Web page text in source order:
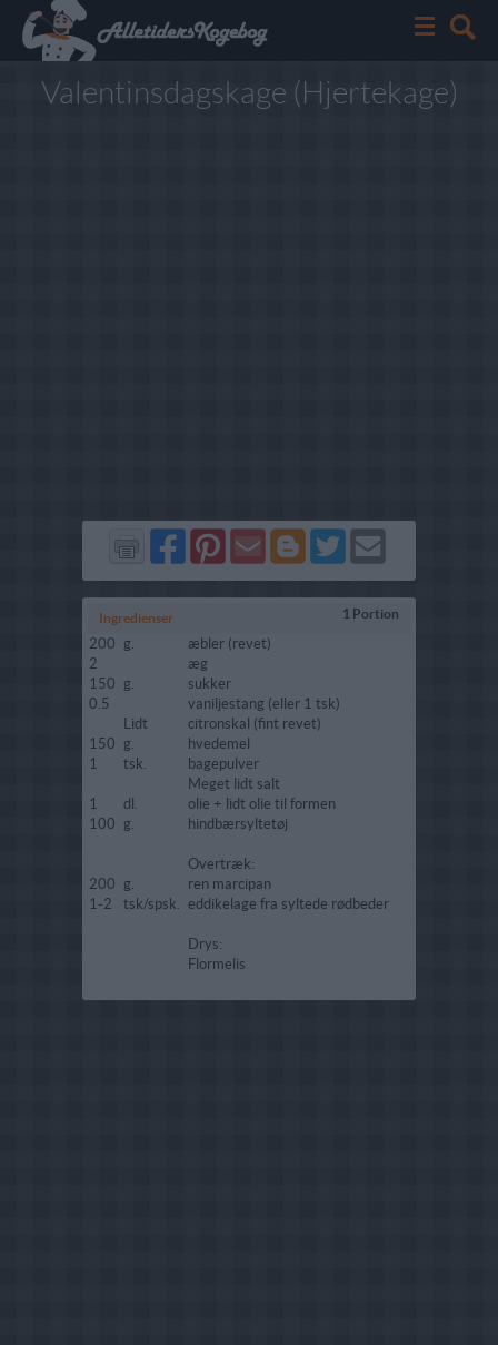
Valentinsdagskage (Hjertekage)
Del
på
Facebook
Del
på
Pinterest
Send
via
GMail
Del
på
Blogger
Del
på
Twitter
Send
Ingredienser 1 Portion
200 g.
æbler (revet)
2
æg
150 g.
sukker
0.5
vaniljestang (eller 1 tsk)
Lidt
citronskal (fint revet)
150 g.
hvedemel
1
tsk.
bagepulver
Meget lidt salt
1
dl.
olie + lidt olie til formen
100 g. hindbærsyltetøj
Overtræk:
200 g.
ren marcipan
1-2
tsk/spsk. eddikelage fra syltede rødbeder
Drys:
Flormelis